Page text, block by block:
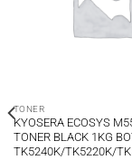
TONER
KYOSERA ECOSYS
TONER BLACK 1KG
TK5240K/TK5220K/